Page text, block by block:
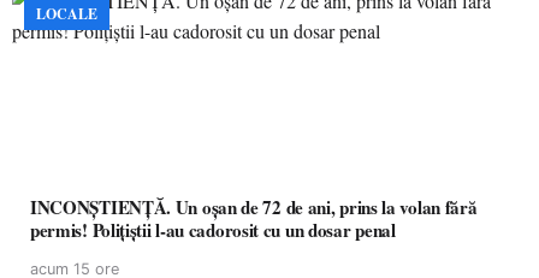
LOCALE
INCONȘTIENȚĂ. Un oșan de 72 de ani, prins la volan fără
permis! Polițiștii l-au cadorosit cu un dosar penal
acum 15 ore